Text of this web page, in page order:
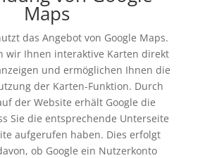
Maps
das Angebot von Google Maps.
wir Ihnen interaktive Karten direkt
und ermöglichen Ihnen die
der Karten-Funktion. Durch
der Website erhält Google die
Sie die entsprechende Unterseite
aufgerufen haben. Dies erfolgt
ob Google ein Nutzerkonto